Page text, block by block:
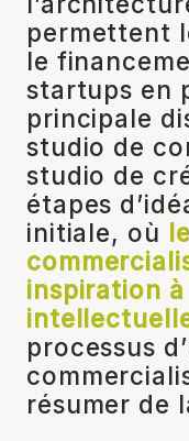
permettent
le
startups en
principale
studio de
studio de
étapes
initiale, où
inspiration
processus
résumer de